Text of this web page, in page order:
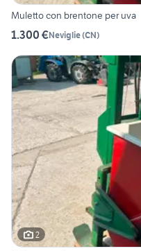
Muletto con brentone per uva
1.300 €Neviglie(CN)
2